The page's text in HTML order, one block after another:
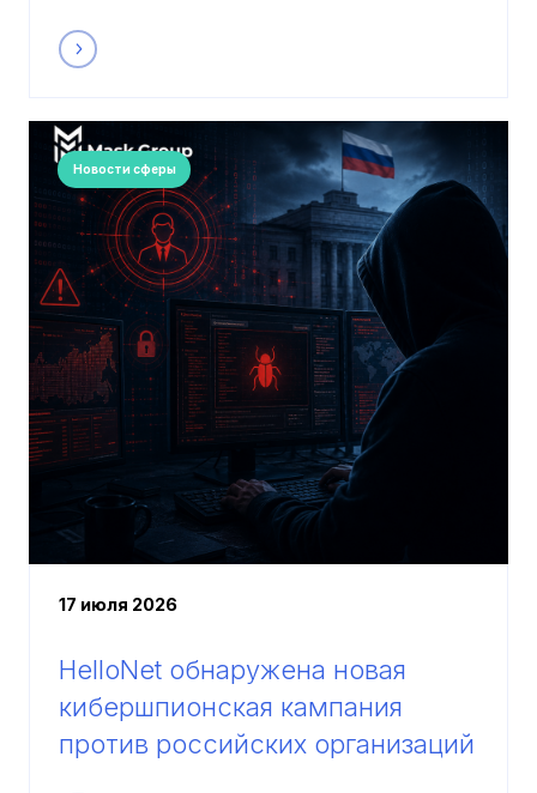
Новости сферы
17 июля 2026
HelloNet обнаружена новая
кибершпионская кампания
против российских организаций